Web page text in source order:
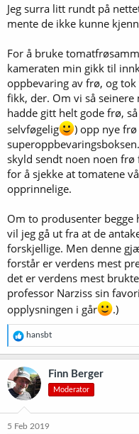
Jeg surra litt rundt på
mente de ikke kunne
For å bruke
kameraten min gikk til
oppbevaring av frø, og
fikk, der. Om vi så
hadde gitt helt gode frø,
selvføgelig
) opp nye
skyld sendt noen noen frø
for å sjekke at tomatene
opprinnelige.
Om to produsenter
vil jeg gå ut fra at de
forskjellige. Men denne
forstår er verdens mest
det er verdens mest
professor Narziss sin
opplysningen i går
.)
R
e
a
k
s
j
o
e
hansbt
Finn Berger
Moderator
5 Feb 2019